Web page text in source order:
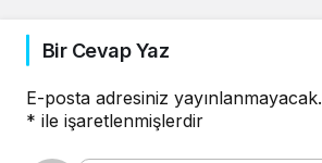
Bir Cevap Yaz
E-posta adresiniz yayınlanmayacak.
* ile işaretlenmişlerdir